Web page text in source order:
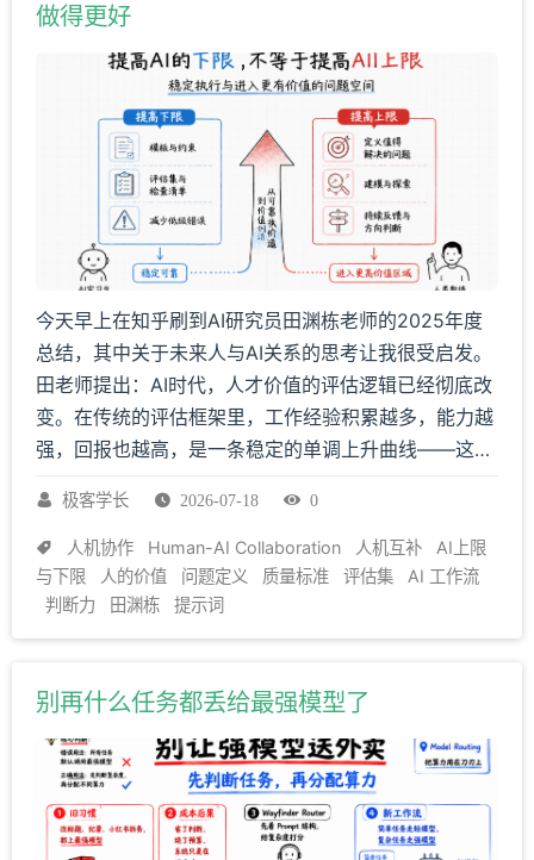
做得更好
今天早上在知乎刷到AI研究员田渊栋老师的2025年度
总结，其中关于未来人与AI关系的思考让我很受启发。
田老师提出：AI时代，人才价值的评估逻辑已经彻底改
变。在传统的评估框架里，工作经验积累越多，能力越
强，回报也越高，是一条稳定的单调上升曲线——这也
升，确实一度是「越老越吃香」。
完全不同：职级光环失效，过去的经验也不再是硬通
货。人才价值的评判标准，已经从「评估劳动者本人产
出的劳动数量与质量」，转变成了「人能否放大AI的能
力」——只有「人+AI」的总产出大于AI单独的产出，
作八小时，另一个人每天只工作两小时。只看劳动数
量，前者似乎更有价值。 但在AI时代，可能恰恰相反。
后者用两小时定义问题、拆解任务、设计流程、检查结
果，再让AI连续运行十几个小时。最后创造更多价值
的，未必是亲手完成最多动作的人，而是能让机器朝正
极客学长 2026-07-18 0
人机协作 Human-AI Collaboration 人机互补
AI上限
与下限
人的价值 问题定义 质量标准 评估集
AI 工作流
判断力
田渊栋 提示词
别再什么任务都丢给最强模型了